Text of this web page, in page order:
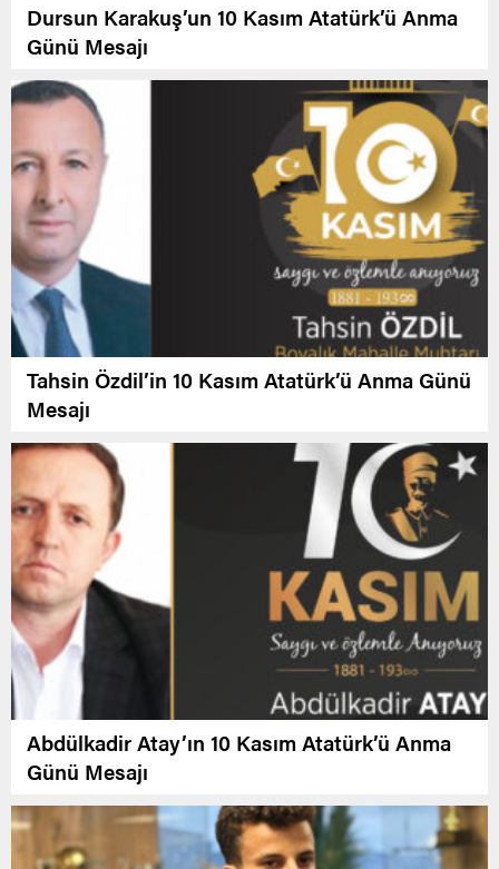
Dursun Karakuş’un 10 Kasım Atatürk’ü Anma
Günü Mesajı
Tahsin Özdil’in 10 Kasım Atatürk’ü Anma Günü
Mesajı
Abdülkadir Atay’ın 10 Kasım Atatürk’ü Anma
Günü Mesajı